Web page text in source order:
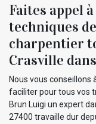
Faites appel
techniques
charpentier
Crasville
Nous vous conseillons
faciliter pour tous vos
Brun Luigi un expert
27400 travaille dur